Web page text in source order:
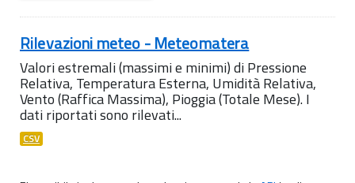
Rilevazioni meteo - Meteomatera
Valori estremali (massimi e minimi) di Pressione
Relativa, Temperatura Esterna, Umidità Relativa,
Vento (Raffica Massima), Pioggia (Totale Mese). I
dati riportati sono rilevati...
CSV